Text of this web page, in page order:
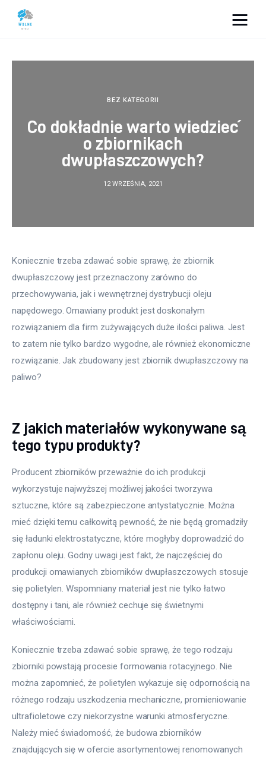
Dom i ogród
Uroda
Więcej
BEZ KATEGORII
Co dokładnie warto wiedzieć
o zbiornikach
dwupłaszczowych?
12 WRZEŚNIA, 2021
Koniecznie trzeba zdawać sobie sprawę, że zbiornik
dwupłaszczowy jest przeznaczony zarówno do
przechowywania, jak i wewnętrznej dystrybucji oleju
napędowego. Omawiany produkt jest doskonałym
rozwiązaniem dla firm zużywających duże ilości paliwa. Jest
to zatem nie tylko bardzo wygodne, ale również ekonomiczne
rozwiązanie. Jak zbudowany jest zbiornik dwupłaszczowy na
paliwo?
Z jakich materiałów wykonywane są
tego typu produkty?
Producent zbiorników przeważnie do ich produkcji
wykorzystuje najwyższej możliwej jakości tworzywa
sztuczne, które są zabezpieczone antystatycznie. Można
mieć dzięki temu całkowitą pewność, że nie będą gromadziły
się ładunki elektrostatyczne, które mogłyby doprowadzić do
zapłonu oleju. Godny uwagi jest fakt, że najczęściej do
produkcji omawianych zbiorników dwupłaszczowych stosuje
się polietylen. Wspomniany materiał jest nie tylko łatwo
dostępny i tani, ale również cechuje się świetnymi
właściwościami.
Koniecznie trzeba zdawać sobie sprawę, że tego rodzaju
zbiorniki powstają procesie formowania rotacyjnego. Nie
można zapomnieć, że polietylen wykazuje się odpornością na
różnego rodzaju uszkodzenia mechaniczne, promieniowanie
ultrafioletowe czy niekorzystne warunki atmosferyczne.
Należy mieć świadomość, że budowa zbiorników
znajdujących się w ofercie asortymentowej renomowanych